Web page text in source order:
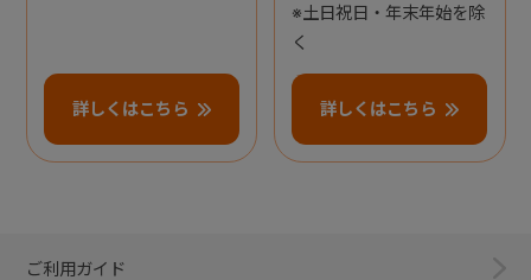
詳しくはこちら
※土日祝日・年末年始を除
く
詳しくはこちら
ご利用ガイド